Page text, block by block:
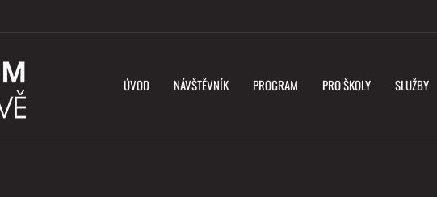
ÚVOD NÁVŠTĚVNÍK PROGRAM PRO ŠKOLY SLUŽBY